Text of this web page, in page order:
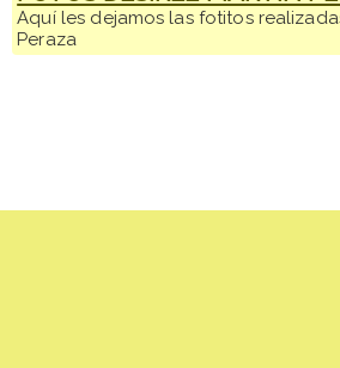
Aquí les dejamos las fotitos
Peraza